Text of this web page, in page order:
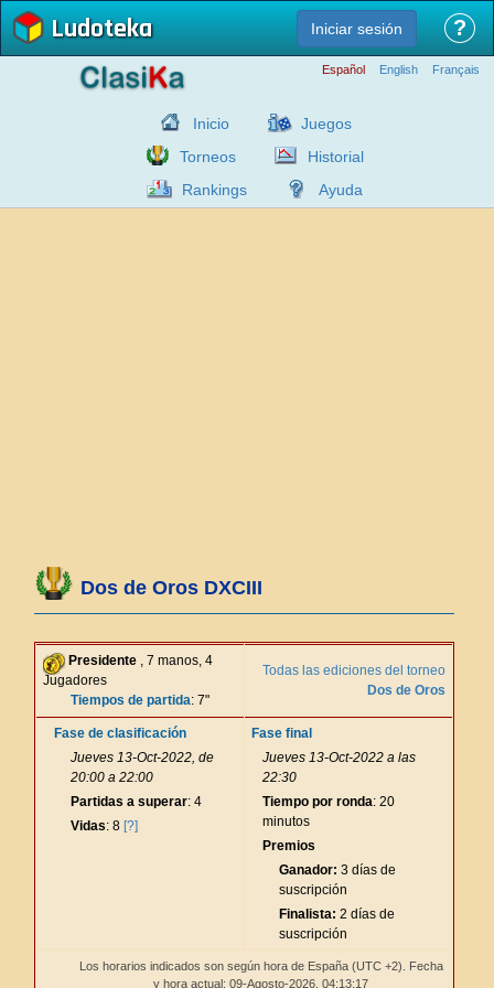
Ludoteka Iniciar sesión ?
Español English Français
Inicio
Juegos
Torneos
Historial
Rankings
Ayuda
Dos de Oros DXCIII
Presidente , 7 manos, 4
Jugadores
Tiempos de partida: 7"
Todas las ediciones del torneo
Dos de Oros
Fase de clasificación
Jueves 13-Oct-2022, de
20:00 a 22:00
Partidas a superar: 4
Vidas: 8 [?]
Fase final
Jueves 13-Oct-2022 a las
22:30
Tiempo por ronda: 20
minutos
Premios
Ganador: 3 días de
suscripción
Finalista: 2 días de
suscripción
Los horarios indicados son según hora de España (UTC +2). Fecha
y hora actual: 09-Agosto-2026, 04:13:17